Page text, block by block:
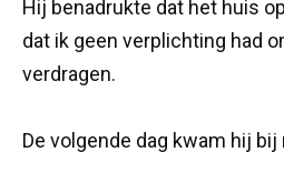
Hij benadrukte dat het huis
dat ik geen verplichting had
verdragen.
De volgende dag kwam hij bij